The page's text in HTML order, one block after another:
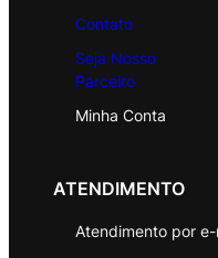
Contato
Seja Nosso
Parceiro
Minha Conta
ATENDIMENTO
Atendimento por